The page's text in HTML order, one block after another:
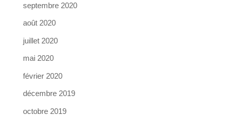
septembre 2020
août 2020
juillet 2020
mai 2020
février 2020
décembre 2019
octobre 2019